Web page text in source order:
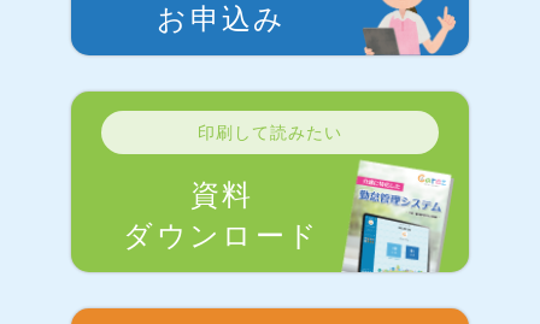
お申込み
印刷して読みたい
資料
ダウンロード